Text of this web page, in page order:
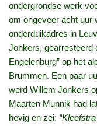
ondergrondse werk
om ongeveer acht uur
onderduikadres in
Jonkers, gearresteerd
Engelenburg” op het
Brummen. Een paar
werd Willem Jonkers
Maarten Munnik had
hevig en zei: